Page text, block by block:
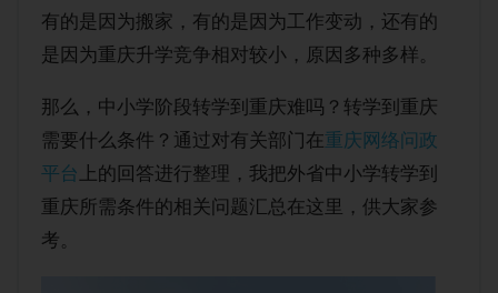
购房经验
有的是因为搬家，有的是因为工作变动，还有的
是因为重庆升学竞争相对较小，原因多种多样。
那么，中小学阶段转学到重庆难吗？转学到重庆
需要什么条件？通过对有关部门在重庆网络问政
平台 上的回答进行整理，我把外省中小学转学到
重庆所需条件的相关问题汇总在这里，供大家参
考。